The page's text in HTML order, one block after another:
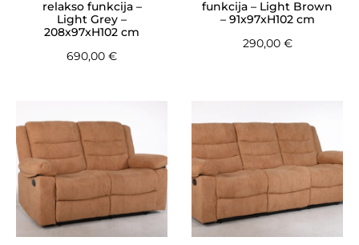
relakso funkcija –
Light Grey –
208x97xH102 cm
690,00 €
funkcija – Light Brown
– 91x97xH102 cm
290,00 €